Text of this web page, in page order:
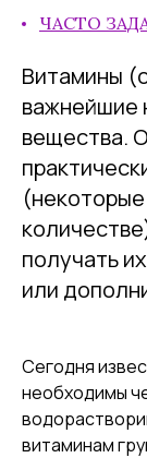
ЧАСТО
Витамины
важнейшие
вещества.
получать
или
Сегодня
необходимы
витаминам